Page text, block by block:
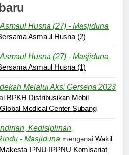
Husna (27) - Masjiduna
Asmaul Husna (2)
Husna (27) - Masjiduna
Asmaul Husna (1)
Melalui Aksi Gersena 2023
BPKH Distribusikan Mobil
Medical Center Subang
Kedisiplinan,
- Masjiduna mengenai Wakil
IPNU-IPPNU Komisariat